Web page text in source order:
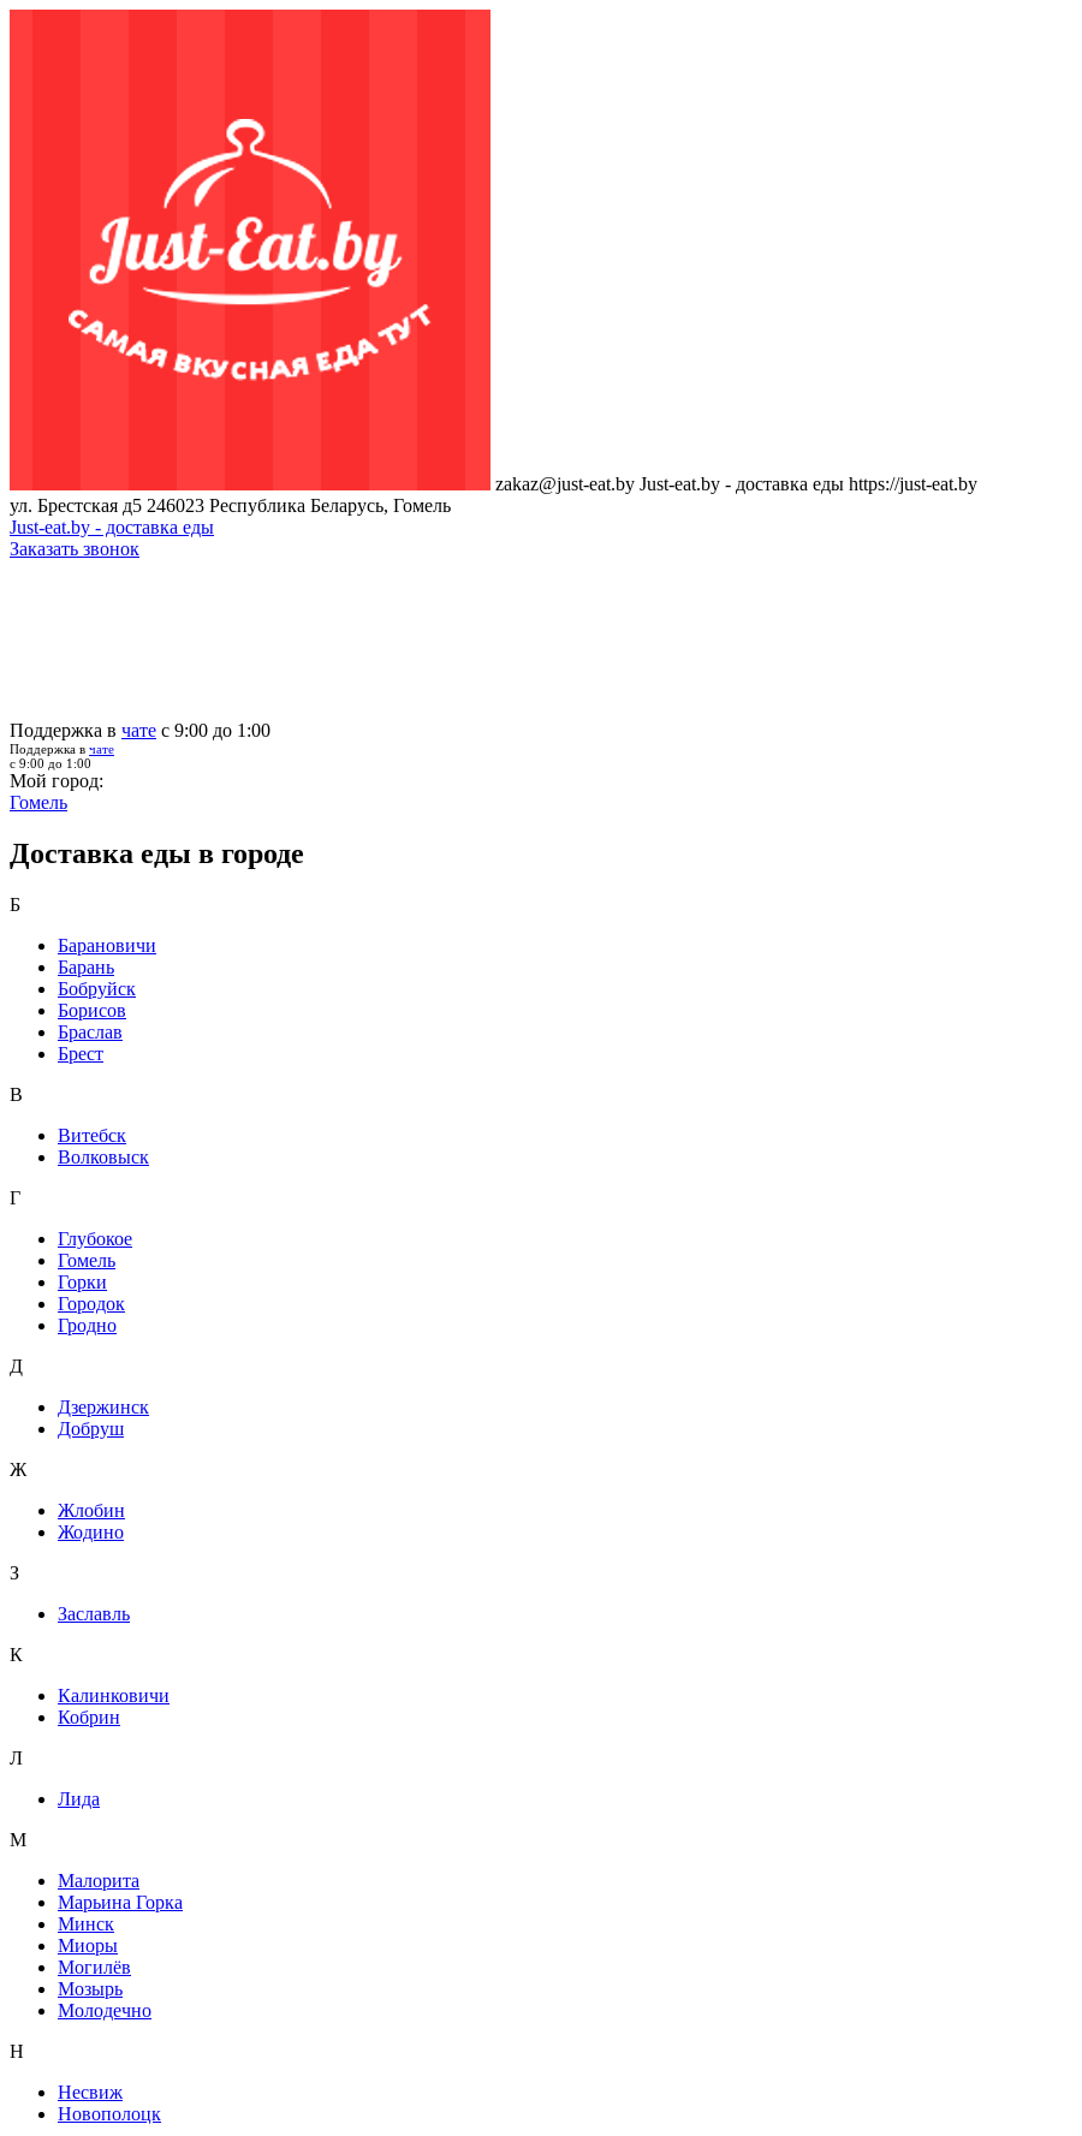
zakaz@just-eat.by Just-eat.by - доставка еды https://just-eat.by
ул. Брестская д5 246023 Республика Беларусь, Гомель
Just-eat.by - доставка еды
Заказать звонок
Поддержка в чате с 9:00 до 1:00
Поддержка в чате
с 9:00 до 1:00
Мой город:
Гомель
Доставка еды в городе
Б
Барановичи
Барань
Бобруйск
Борисов
Браслав
Брест
В
Витебск
Волковыск
Г
Глубокое
Гомель
Горки
Городок
Гродно
Д
Дзержинск
Добруш
Ж
Жлобин
Жодино
З
Заславль
К
Калинковичи
Кобрин
Л
Лида
М
Малорита
Марьина Горка
Минск
Миоры
Могилёв
Мозырь
Молодечно
Н
Несвиж
Новополоцк